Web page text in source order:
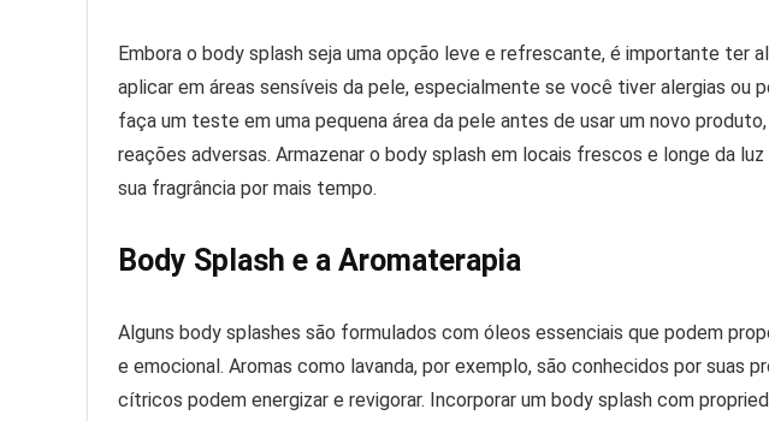
Embora o body splash seja uma opção leve e refrescante, é importante ter
aplicar em áreas sensíveis da pele, especialmente se você tiver alergias ou
faça um teste em uma pequena área da pele antes de usar um novo
reações adversas. Armazenar o body splash em locais frescos e longe da
sua fragrância por mais tempo.
Body Splash e a Aromaterapia
Alguns body splashes são formulados com óleos essenciais que podem
e emocional. Aromas como lavanda, por exemplo, são conhecidos por suas
cítricos podem energizar e revigorar. Incorporar um body splash com